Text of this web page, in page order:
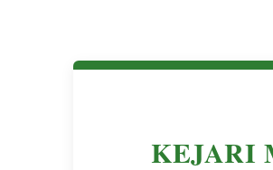
KEJARI